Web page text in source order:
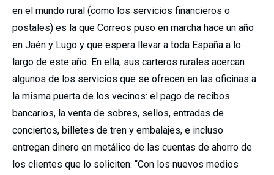
en el mundo rural (como los servicios financieros o
postales) es la que Correos puso en marcha hace un año
en Jaén y Lugo y que espera llevar a toda España a lo
largo de este año. En ella, sus carteros rurales acercan
algunos de los servicios que se ofrecen en las oficinas a
la misma puerta de los vecinos: el pago de recibos
bancarios, la venta de sobres, sellos, entradas de
conciertos, billetes de tren y embalajes, e incluso
entregan dinero en metálico de las cuentas de ahorro de
los clientes que lo soliciten. “Con los nuevos medios